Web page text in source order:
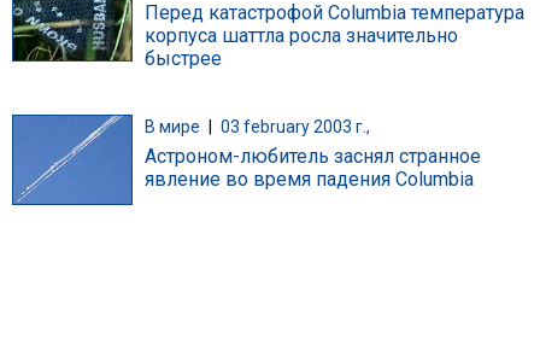
Перед катастрофой Columbia температура
корпуса шаттла росла значительно
быстрее
В мире 03 february 2003 г.,
Астроном-любитель заснял странное
явление во время падения Columbia